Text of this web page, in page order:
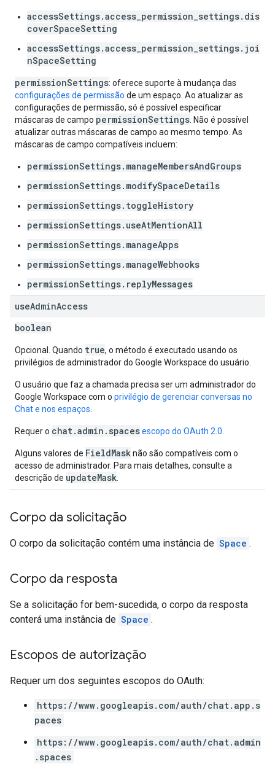
accessSettings.access_permission_settings.dis
coverSpaceSetting
accessSettings.access_permission_settings.joi
nSpaceSetting
permissionSettings: oferece suporte à mudança das
configurações de permissão de um espaço. Ao atualizar as
configurações de permissão, só é possível especificar
máscaras de campo permissionSettings . Não é possível
atualizar outras máscaras de campo ao mesmo tempo. As
máscaras de campo compatíveis incluem:
permissionSettings.manageMembersAndGroups
permissionSettings.modifySpaceDetails
permissionSettings.toggleHistory
permissionSettings.useAtMentionAll
permissionSettings.manageApps
permissionSettings.manageWebhooks
permissionSettings.replyMessages
useAdminAccess
boolean
Opcional. Quando true, o método é executado usando os
privilégios de administrador do Google Workspace do usuário.
O usuário que faz a chamada precisa ser um administrador do
Google Workspace com o privilégio de gerenciar conversas no
Chat e nos espaços
Requer o chat.admin.spacesescopo do OAuth 2.0
Alguns valores de FieldMasknão são compatíveis com o
acesso de administrador. Para mais detalhes, consulte a
descrição de updateMask
Corpo da solicitação
O corpo da solicitação contém uma instância de Space .
Corpo da resposta
Se a solicitação for bem-sucedida, o corpo da resposta
conterá uma instância de Space .
Escopos de autorização
Requer um dos seguintes escopos do OAuth:
https://www.googleapis.com/auth/chat.app.s
paces
https://www.googleapis.com/auth/chat.admin
.spaces